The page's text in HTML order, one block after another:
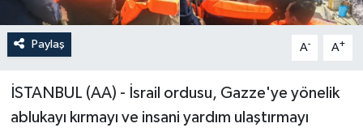
Paylaş A- A+
İSTANBUL (AA) - İsrail ordusu, Gazze'ye yönelik
ablukayı kırmayı ve insani yardım ulaştırmayı